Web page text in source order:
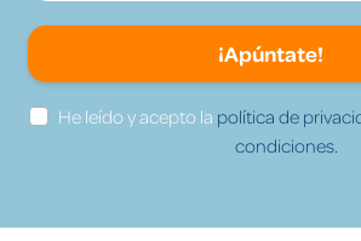
¡Apúntate!
He leído y acepto la política de
condiciones.